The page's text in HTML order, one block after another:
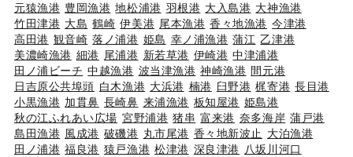
元猿漁港 豊岡漁港 地松浦港 羽根港 大入島港 大神漁港
竹田津港 大島 鶴崎 伊美港 尾本漁港 香々地漁港 今津港
高田港 観音崎 落ノ浦港 姫島 幸ノ浦漁港 蒲江 乙津港
美濃崎漁港 細港 尾浦港 新若草港 伊崎港 中津浦港
田ノ浦ビーチ 中越漁港 波当津漁港 神崎漁港 間元港
日吉原公共埠頭 白木漁港 大浜港 楠港 臼野港 梶寄港 長目港
小黒漁港 加貫鼻 長崎鼻 来浦漁港 板知屋港 姫島港
秋の江ふれあい広場 宮野浦港 猪串 富来港 奈多海岸 蒲戸港
島田漁港 風成港 破磯港 丸市尾港 香々地新波止
大泊漁港
田ノ浦港 福良港 猿戸漁港 松津港 深良津港 八坂川河口